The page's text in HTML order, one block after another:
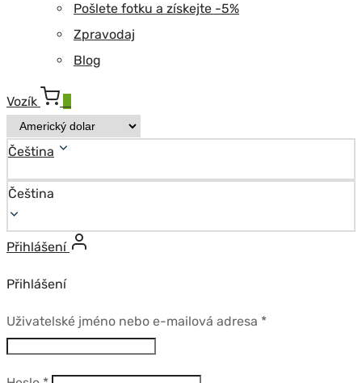
Pošlete fotku a získejte -5%
Zpravodaj
Blog
Vozík
Čeština
Čeština
Přihlášení
Přihlášení
Uživatelské jméno nebo e-mailová adresa *Povinné